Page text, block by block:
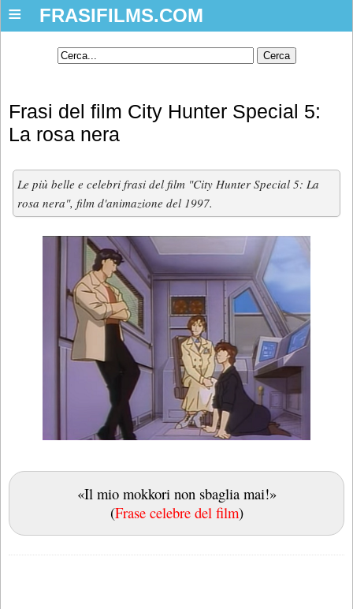
FRASIFILMS.COM
≡
Frasi del film City Hunter Special 5:
La rosa nera
Le più belle e celebri frasi del film "City Hunter Special 5: La
rosa nera", film d'animazione del 1997.
«Il mio mokkori non sbaglia mai!»
(Frase celebre del film)